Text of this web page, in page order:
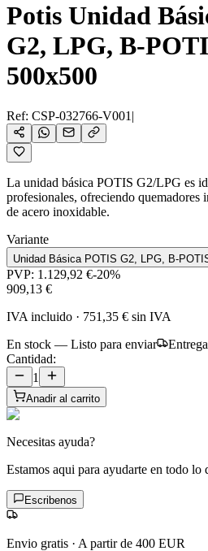
Potis Unidad
G2, LPG, B-
500x500
Ref: CSP-032766-V001 |
La unidad básica POTIS G2/LPG es
profesionales, ofreciendo quemadores
de acero inoxidable.
Variante
Unidad Básica POTIS G2, LPG, B-
PVP: 1.129,92 €-20%
909,13 €
IVA incluido · 751,35 € sin IVA
En stock — Listo para enviar
Cantidad:
1
Anadir al carrito
Necesitas ayuda?
Estamos aqui para ayudarte en todo lo
Escribenos
Envio gratis · A partir de 400 EUR